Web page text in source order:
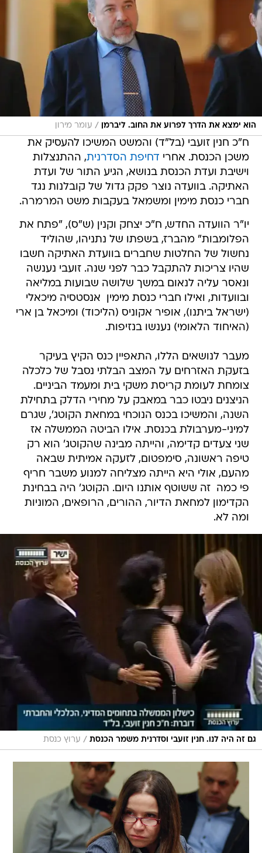
הוא ימצא את הדרך לפרוע את החוב. ליברמן / עומר מירון
ח"כ חנין זועבי (בל"ד) והמשט המשיכו להעסיק את
משכן הכנסת. אחרי דחיפת הסדרנית, ההתנצלות
וישיבת ועדת הכנסת בנושא, הגיע התור של ועדת
האתיקה. בוועדה נוצר פקק גדול של קובלנות נגד
חברי כנסת מימין ומשמאל בעקבות משט המרמרה.
יו"ר הוועדה החדש, ח"כ יצחק וקנין (ש"ס), "פתח את
הפלומבות" מהברז, בשפתו של נתניהו, שהוליד
נחשול של החלטות שחברים בוועדת האתיקה חשבו
שהיו צריכות להתקבל כבר לפני שנה. זועבי נענשה
ונאסר עליה לנאום במשך שלושה שבועות במליאה
ובוועדות, ואילו חברי כנסת מימין  אנסטסיה מיכאלי
(ישראל ביתנו), אופיר אקוניס (הליכוד) ומיכאל בן ארי
(האיחוד הלאומי) נענשו בנזיפות.
מעבר לנושאים הללו, התאפיין כנס הקיץ בעיקר
בזעקת האזרחים על המצב הבלתי נסבל של כלכלה
צומחת לעומת קריסת משקי בית ומעמד הביניים.
הניצנים ניבטו כבר במאבק על מחירי הדלק בתחילת
השנה, והמשיכו בכנס הנוכחי במחאת הקוטג', שגרם
למיני-מערבולת בכנסת. אילו הביטה הממשלה אז
שני צעדים קדימה, והייתה מבינה שהקוטג' הוא רק
טיפה ראשונה, סימפטום, לזעקה אמיתית שבאה
מהעם, אולי היא הייתה מצליחה למנוע משבר חריף
פי כמה  זה ששוטף אותנו היום. הקוטג' היה בבחינת
הקדימון למחאת הדיור, ההורים, הרופאים, המוניות
ומה לא.
גם זה היה לנו. חנין זועבי וסדרנית משמר הכנסת / ערוץ כנסת